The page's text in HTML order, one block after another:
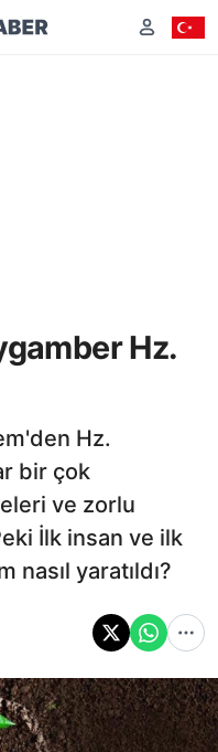
Hz.
Hz.
bir çok
ve zorlu
İlk insan ve ilk
yaratıldı?